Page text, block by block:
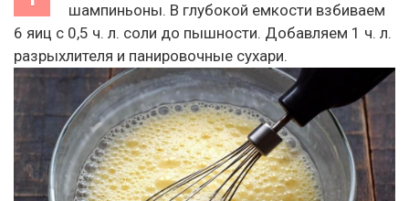
шампиньоны. В глубокой емкости взбиваем
6 яиц с 0,5 ч. л. соли до пышности. Добавляем 1 ч. л.
разрыхлителя и панировочные сухари.